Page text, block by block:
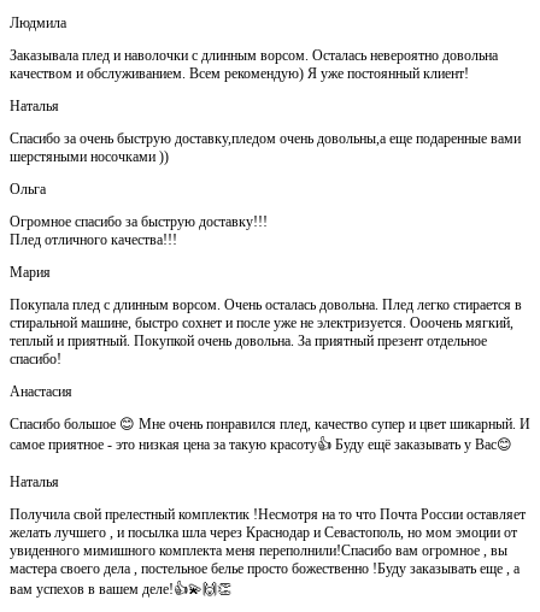
Людмила
Заказывала плед и наволочки с длинным ворсом. Осталась невероятно довольна
качеством и обслуживанием. Всем рекомендую) Я уже постоянный клиент!
Наталья
Спасибо за очень быструю доставку,пледом очень довольны,а еще подаренные вами
шерстяными носочками ))
Ольга
Огромное спасибо за быструю доставку!!!
Плед отличного качества!!!
Мария
Покупала плед с длинным ворсом. Очень осталась довольна. Плед легко стирается в
стиральной машине, быстро сохнет и после уже не электризуется. Ооочень мягкий,
теплый и приятный. Покупкой очень довольна. За приятный презент отдельное
спасибо!
Анастасия
Спасибо большое 😊 Мне очень понравился плед, качество супер и цвет шикарный. И
самое приятное - это низкая цена за такую красоту👍 Буду ещё заказывать у Вас😊
Наталья
Получила свой прелестный комплектик !Несмотря на то что Почта России оставляет
желать лучшего , и посылка шла через Краснодар и Севастополь, но мом эмоции от
увиденного мимишного комплекта меня переполнили!Спасибо вам огромное , вы
мастера своего дела , постельное белье просто божественно !Буду заказывать еще , а
вам успехов в вашем деле!👍💫🙌👏